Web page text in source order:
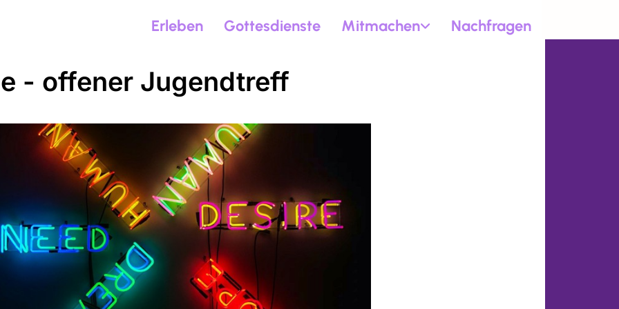
Erleben Gottesdienste Mitmachen Nachfragen
- offener Jugendtreff